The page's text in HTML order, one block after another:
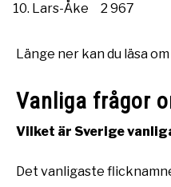
Lars-Åke 2 967
Länge ner kan du läsa
Vanliga frågor
Vilket är Sverige
Det vanligaste